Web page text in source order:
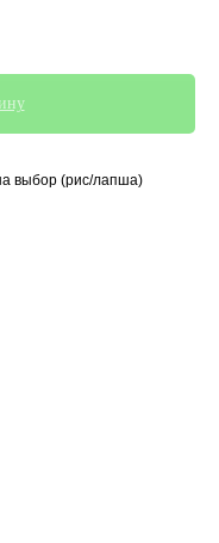
выбор (рис/лапша)